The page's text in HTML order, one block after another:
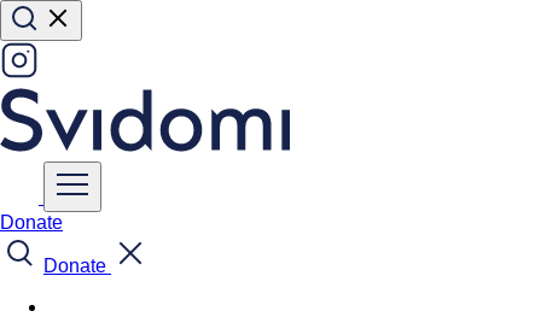
Donate
Donate